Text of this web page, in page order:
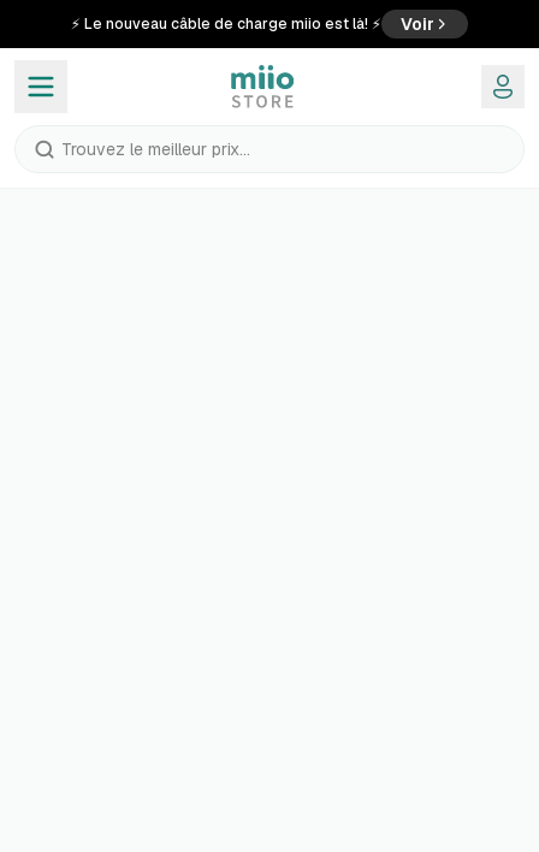
⚡ Le nouveau câble de charge miio est là! ⚡ Voir
Trouvez le meilleur prix...